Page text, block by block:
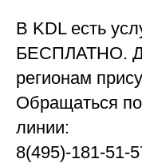
В KDL есть
БЕСПЛАТНО.
регионам
Обращаться
линии:
8(495)-181-51-